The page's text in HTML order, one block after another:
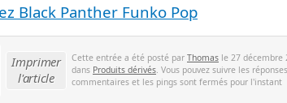
Black Panther Funko Pop
Imprimer
l'article
Cette entrée a été posté par Thomas le 27 décembre
dans Produits dérivés . Vous pouvez suivre les
commentaires et les pings sont fermés pour l'instant